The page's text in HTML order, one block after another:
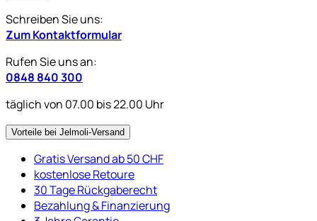
Schreiben Sie uns:
Zum Kontaktformular
Rufen Sie uns an:
0848 840 300
täglich von 07.00 bis 22.00 Uhr
Vorteile bei Jelmoli-Versand
Gratis Versand ab 50 CHF
kostenlose Retoure
30 Tage Rückgaberecht
Bezahlung & Finanzierung